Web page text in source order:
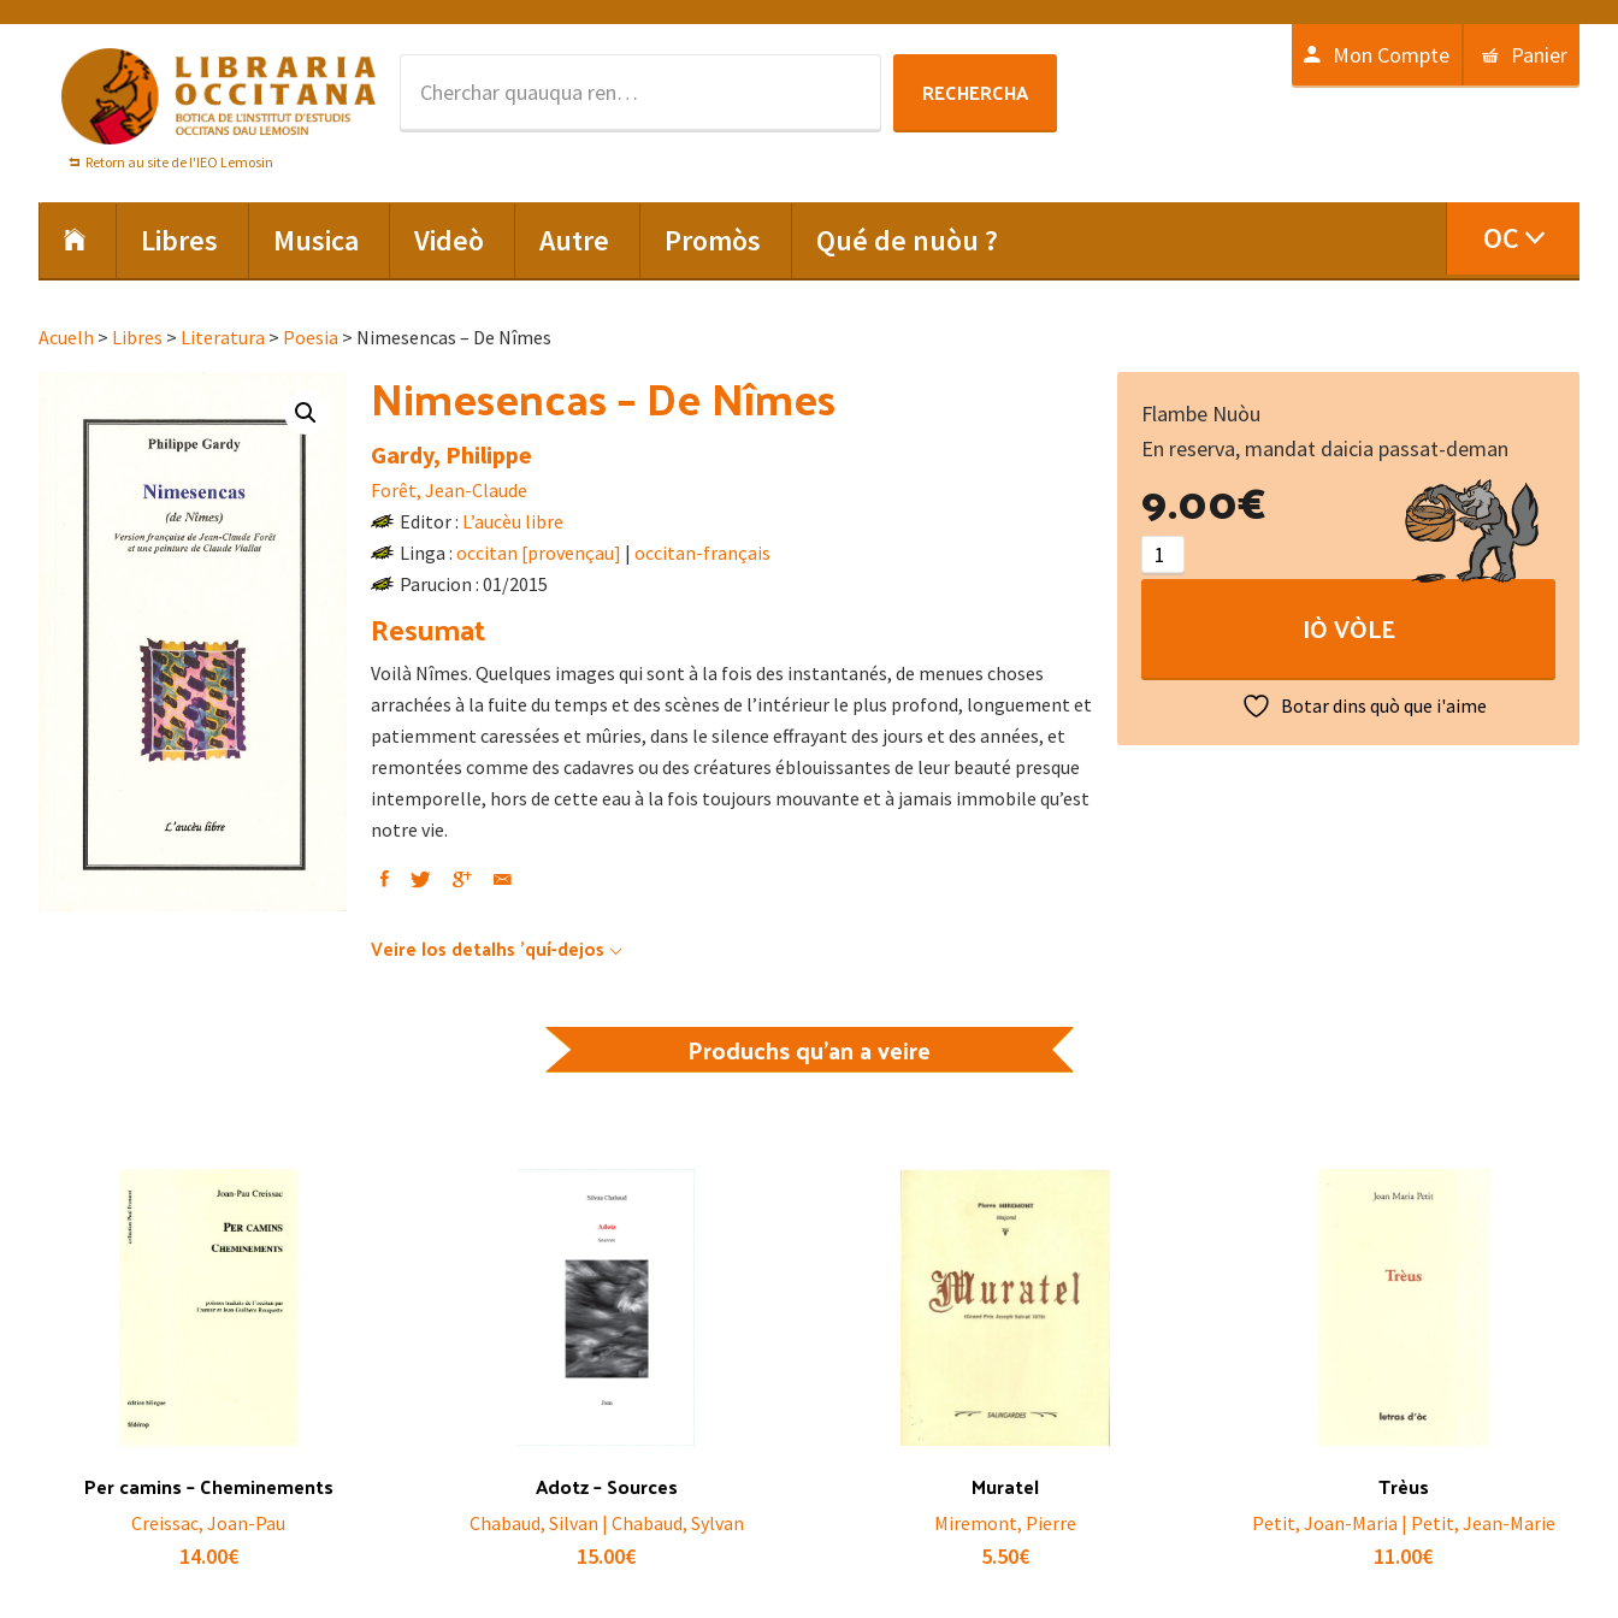
primary
navigation
content
Retorn au site de l'IEO Lemosin
:
RECHERCHA
Mon Compte Panier
Libres Musica Videò Autre Promòs Qué de nuòu ? OC
Acuelh > Libres > Literatura > Poesia > Nimesencas – De Nîmes
Nimesencas – De Nîmes
Gardy, Philippe
Forêt, Jean-Claude
Editor : L’aucèu libre
Linga : occitan [provençau] | occitan-français
Parucion : 01/2015
Resumat
Voilà Nîmes. Quelques images qui sont à la fois des instantanés, de menues choses
arrachées à la fuite du temps et des scènes de l’intérieur le plus profond, longuement et
patiemment caressées et mûries, dans le silence effrayant des jours et des années, et
remontées comme des cadavres ou des créatures éblouissantes de leur beauté presque
intemporelle, hors de cette eau à la fois toujours mouvante et à jamais immobile qu’est
notre vie.
Veire los detalhs 'quí-dejos
Flambe Nuòu
En reserva, mandat daicia passat-deman
9.00€
-
De
Nîmes
IÒ VÒLE
Botar dins quò que i'aime
Produchs qu'an a veire
Per camins – Cheminements
Creissac, Joan-Pau
14.00€
Adotz – Sources
Chabaud, Silvan | Chabaud, Sylvan
15.00€
Muratel
Miremont, Pierre
5.50€
Trèus
Petit, Joan-Maria | Petit, Jean-Marie
11.00€